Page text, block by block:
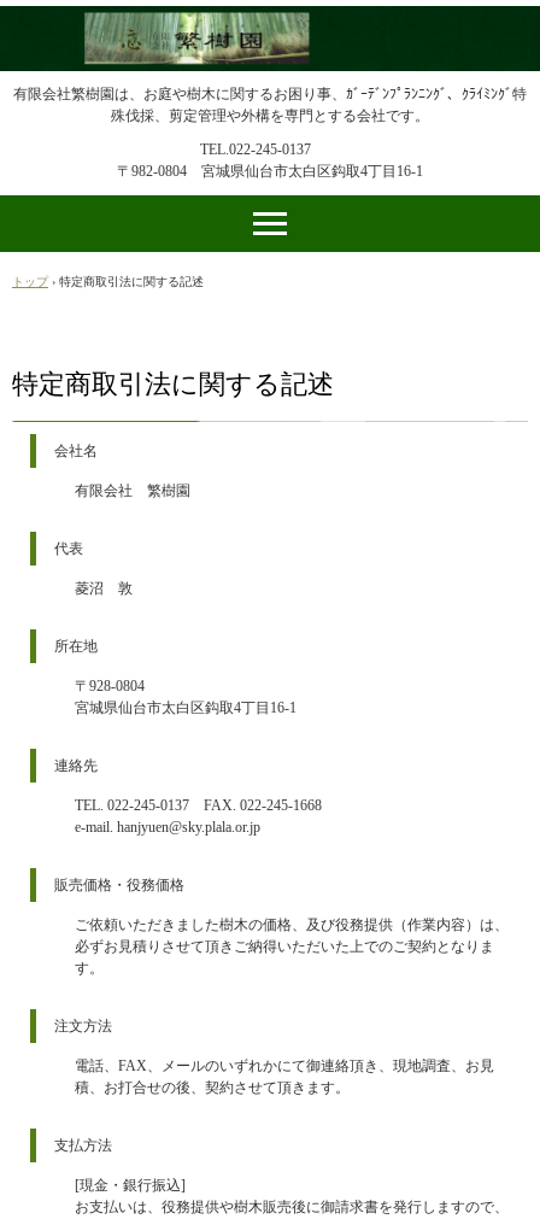
有限会社繁樹園は、お庭や樹木に関するお困り事、ｶﾞｰﾃﾞﾝﾌﾟﾗﾝﾆﾝｸﾞ、ｸﾗｲﾐﾝｸﾞ特
殊伐採、剪定管理や外構を専門とする会社です。
TEL.022-245-0137
〒982-0804 宮城県仙台市太白区鈎取4丁目16-1
トップ › 特定商取引法に関する記述
特定商取引法に関する記述
会社名
有限会社 繁樹園
代表
菱沼 敦
所在地
〒928-0804
宮城県仙台市太白区鈎取4丁目16-1
連絡先
TEL. 022-245-0137 FAX. 022-245-1668
e-mail. hanjyuen@sky.plala.or.jp
販売価格・役務価格
ご依頼いただきました樹木の価格、及び役務提供（作業内容）は、
必ずお見積りさせて頂きご納得いただいた上でのご契約となりま
す。
注文方法
電話、FAX、メールのいずれかにて御連絡頂き、現地調査、お見
積、お打合せの後、契約させて頂きます。
支払方法
[現金・銀行振込]
お支払いは、役務提供や樹木販売後に御請求書を発行しますので、